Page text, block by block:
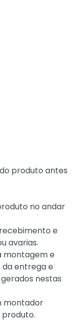
produto antes
no andar
e
avarias.
montagem e
entrega e
nestas
montador